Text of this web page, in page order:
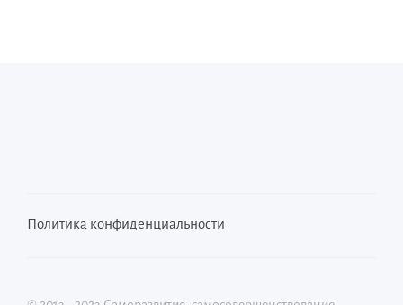
Политика конфиденциальности